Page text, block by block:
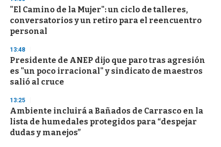
"El Camino de la Mujer": un ciclo de talleres,
conversatorios y un retiro para el reencuentro
personal
13:48
Presidente de ANEP dijo que paro tras agresión
es "un poco irracional" y sindicato de maestros
salió al cruce
13:25
Ambiente incluirá a Bañados de Carrasco en la
lista de humedales protegidos para “despejar
dudas y manejos”